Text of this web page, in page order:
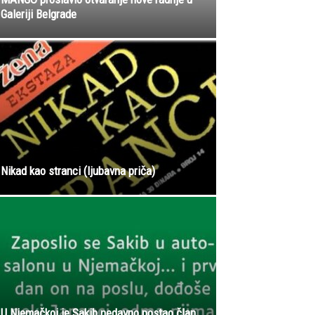
Galeriji Belgrade
Nikad kao stranci (ljubavna priča)